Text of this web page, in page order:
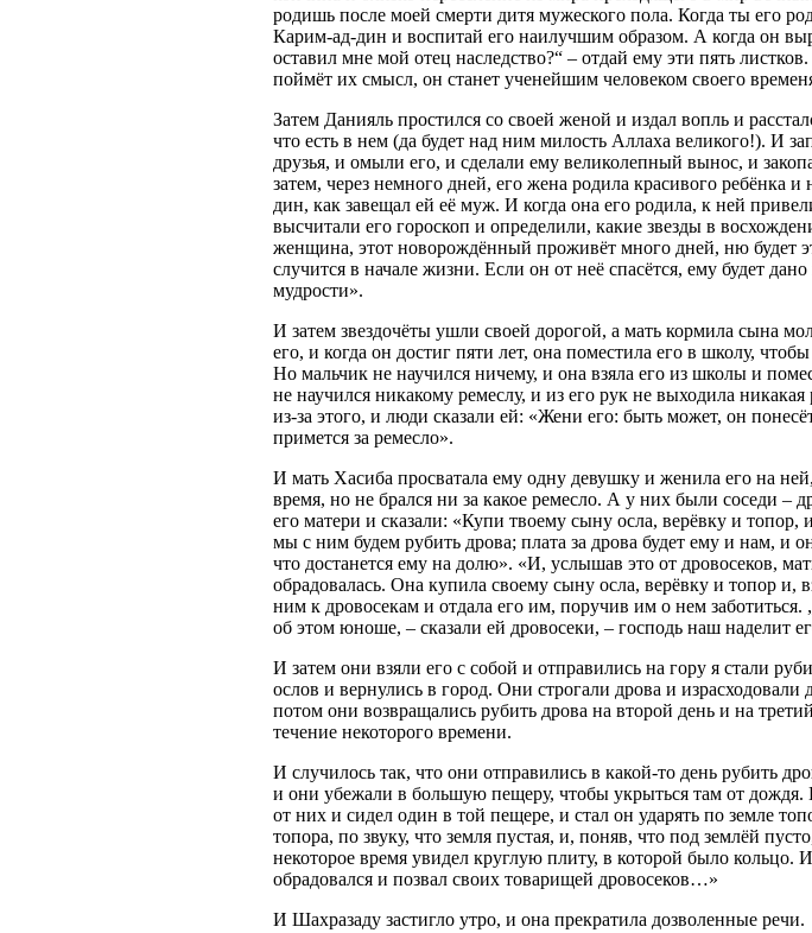
родишь после моей смерти дитя мужеского пола. Когда ты его
Карим-ад-дин и воспитай его наилучшим образом. А когда он
оставил мне мой отец наследство?“ – отдай ему эти пять
поймёт их смысл, он станет ученейшим человеком своего
Затем Данияль простился со своей женой и издал вопль и
что есть в нем (да будет над ним милость Аллаха великого!). И
друзья, и омыли его, и сделали ему великолепный вынос, и
затем, через немного дней, его жена родила красивого ребёнка
дин, как завещал ей её муж. И когда она его родила, к ней
высчитали его гороскоп и определили, какие звезды в
женщина, этот новорождённый проживёт много дней, ню будет
случится в начале жизни. Если он от неё спасётся, ему будет
мудрости».
И затем звездочёты ушли своей дорогой, а мать кормила сына
его, и когда он достиг пяти лет, она поместила его в школу,
Но мальчик не научился ничему, и она взяла его из школы и
не научился никакому ремеслу, и из его рук не выходила никакая
из-за этого, и люди сказали ей: «Жени его: быть может, он
примется за ремесло».
И мать Хасиба просватала ему одну девушку и женила его на
время, но не брался ни за какое ремесло. А у них были соседи –
его матери и сказали: «Купи твоему сыну осла, верёвку и топор,
мы с ним будем рубить дрова; плата за дрова будет ему и нам, и
что достанется ему на долю». «И, услышав это от дровосеков,
обрадовалась. Она купила своему сыну осла, верёвку и топор и,
ним к дровосекам и отдала его им, поручив им о нем заботиться.
об этом юноше, – сказали ей дровосеки, – господь наш наделит
И затем они взяли его с собой и отправились на гору я стали
ослов и вернулись в город. Они строгали дрова и израсходовали
потом они возвращались рубить дрова на второй день и на
течение некоторого времени.
И случилось так, что они отправились в какой-то день рубить
и они убежали в большую пещеру, чтобы укрыться там от
от них и сидел один в той пещере, и стал он ударять по земле
топора, по звуку, что земля пустая, и, поняв, что под землёй
некоторое время увидел круглую плиту, в которой было кольцо.
обрадовался и позвал своих товарищей дровосеков…»
И Шахразаду застигло утро, и она прекратила дозволенные речи.